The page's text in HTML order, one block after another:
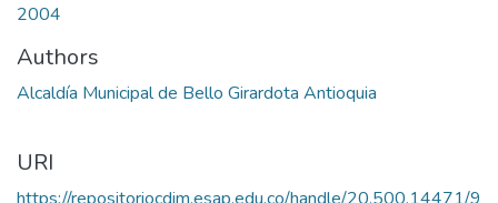
2004
Authors
Alcaldía Municipal de Bello Girardota Antioquia
URI